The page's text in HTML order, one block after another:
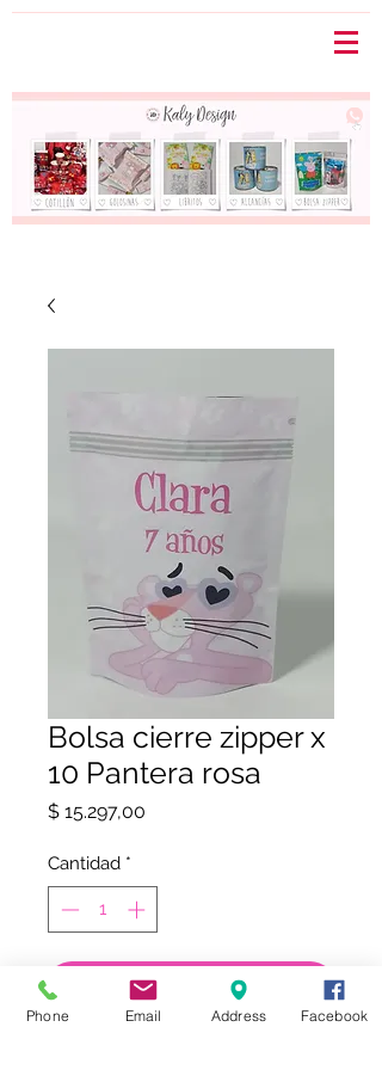
Bolsa cierre zipper x
10 Pantera rosa
$ 15.297,00
Cantidad *
COMPRAR
Phone Email Address Facebook